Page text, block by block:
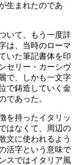
生まれたのであ
いて、もう一度詳
は、当時のローマ
いた筆記書体を印
セリー・カーシヴ
で、しかも一文字
で鋳造していく金
であった。
を持ったイタリッ
はなくて、周辺の
文に使われるよう
活字という意味で
スではイタリア風